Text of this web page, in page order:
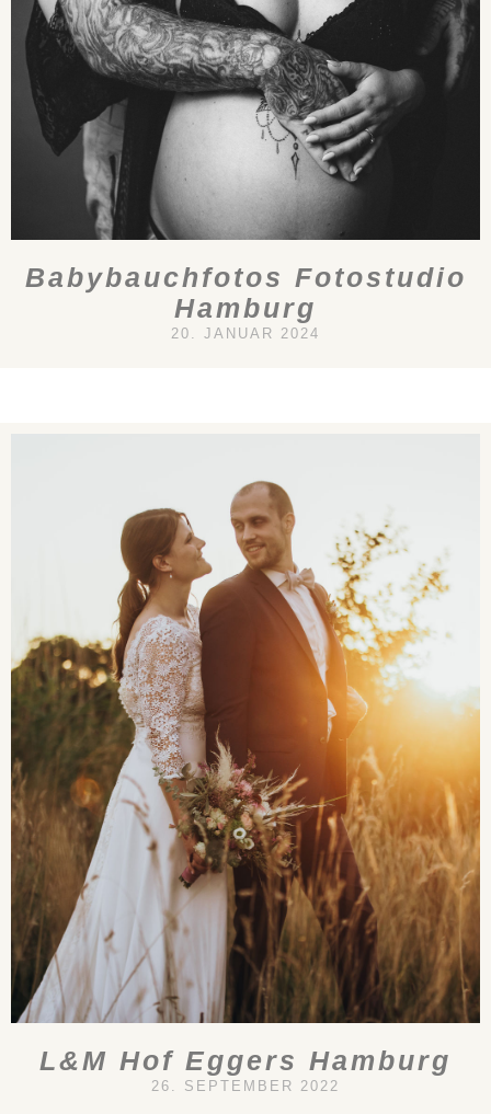
Babybauchfotos Fotostudio
Hamburg
20. JANUAR 2024
L&M Hof Eggers Hamburg
26. SEPTEMBER 2022